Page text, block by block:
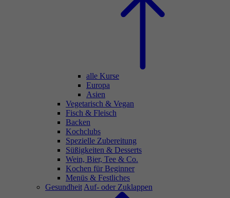
alle Kurse
Europa
Asien
Vegetarisch & Vegan
Fisch & Fleisch
Backen
Kochclubs
Spezielle Zubereitung
Süßigkeiten & Desserts
Wein, Bier, Tee & Co.
Kochen für Beginner
Menüs & Festliches
Gesundheit Auf- oder Zuklappen